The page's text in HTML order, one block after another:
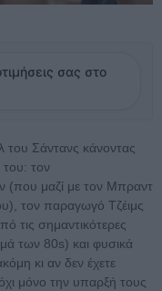
σας στο
του Σάντανς κάνοντας
τον
(που μαζί με τον Μπραντ
τον παραγωγό Τζέιμς
τις σημαντικότερες
των 80s) και φυσικά
κι αν δεν έχετε
όχι μόνο την υπαρξή τους